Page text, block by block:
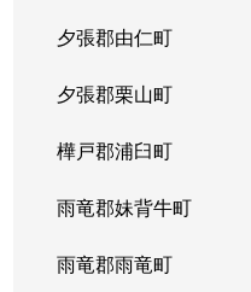
夕張郡由仁町
夕張郡栗山町
樺戸郡浦臼町
雨竜郡妹背牛町
雨竜郡雨竜町